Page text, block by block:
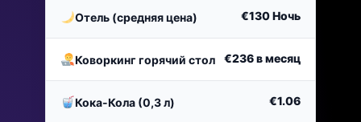
Отель (средняя цена) €130Ночь
Коворкинг горячий стол €236в месяц
Кока-Кола (0,3 л) €1.06